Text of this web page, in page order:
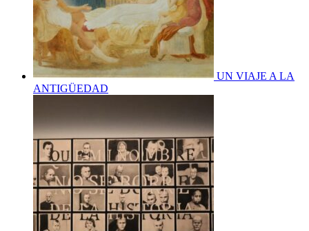
UN VIAJE A LA
ANTIGÜEDAD